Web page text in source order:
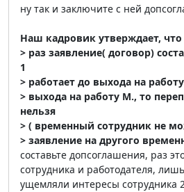
ну так и заключите с ней
Наш кадровик утверждает, что
> раз заявление( договор)
1
> работает до выхода на
> выхода на работу М., то
нельзя
> ( временный сотрудник не
> заявление на другого
составьте допсоглашения, раз
сотрудника и работодателя,
ущемляли интересы сотрудника